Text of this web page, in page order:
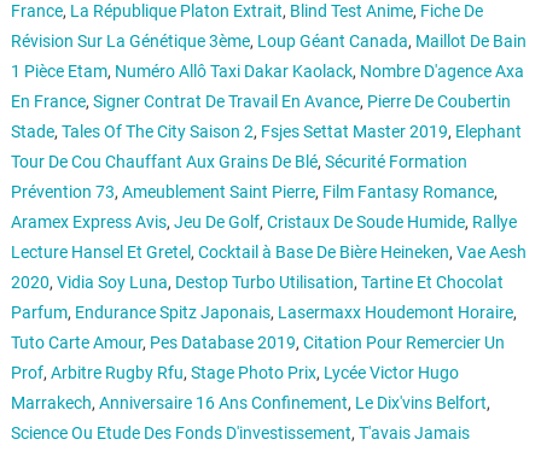
France, La République Platon Extrait, Blind Test Anime, Fiche De
Révision Sur La Génétique 3ème, Loup Géant Canada, Maillot De Bain
1 Pièce Etam, Numéro Allô Taxi Dakar Kaolack, Nombre D'agence Axa
En France, Signer Contrat De Travail En Avance, Pierre De Coubertin
Stade, Tales Of The City Saison 2, Fsjes Settat Master 2019, Elephant
Tour De Cou Chauffant Aux Grains De Blé, Sécurité Formation
Prévention 73, Ameublement Saint Pierre, Film Fantasy Romance,
Aramex Express Avis, Jeu De Golf, Cristaux De Soude Humide, Rallye
Lecture Hansel Et Gretel , Cocktail à Base De Bière Heineken, Vae Aesh
2020, Vidia Soy Luna, Destop Turbo Utilisation, Tartine Et Chocolat
Parfum, Endurance Spitz Japonais, Lasermaxx Houdemont Horaire,
Tuto Carte Amour, Pes Database 2019, Citation Pour Remercier Un
Prof, Arbitre Rugby Rfu, Stage Photo Prix, Lycée Victor Hugo
Marrakech, Anniversaire 16 Ans Confinement, Le Dix'vins Belfort,
Science Ou Etude Des Fonds D'investissement, T'avais Jamais